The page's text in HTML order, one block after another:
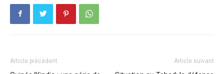
Article précédent Article suivant